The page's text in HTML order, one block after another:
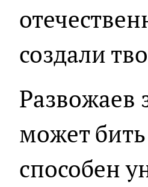
создали
Развожаев
может
способен